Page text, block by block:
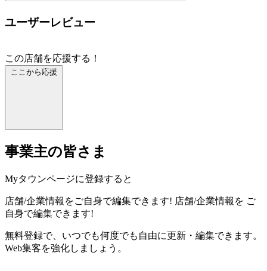
ユーザーレビュー
この店舗を応援する！
ここから応援
事業主の皆さま
Myタウンページに登録すると
店舗/企業情報をご自身で編集できます! 店舗/企業情報を ご
自身で編集できます!
無料登録で、いつでも何度でも自由に更新・編集できます。
Web集客を強化しましょう。